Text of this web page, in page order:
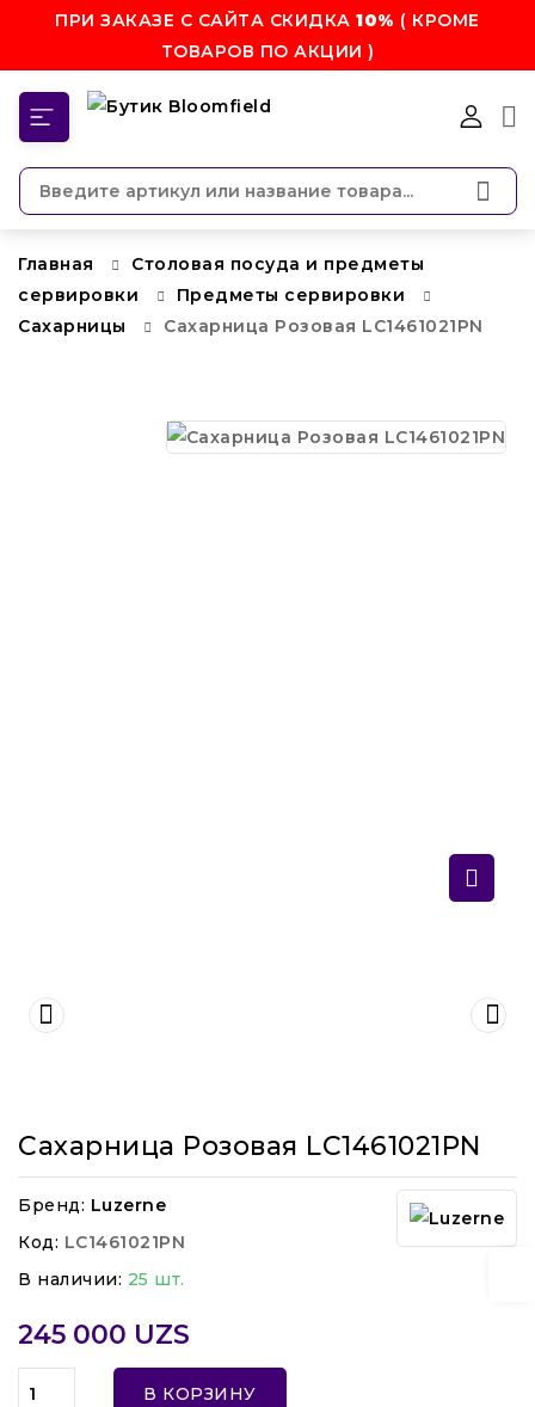
ПРИ ЗАКАЗЕ С САЙТА СКИДКА10% ( КРОМЕ
ТОВАРОВ ПО АКЦИИ )
Главная
Столовая посуда и предметы
сервировки
Предметы сервировки
Сахарницы
Сахарница Розовая LC1461021PN
Сахарница Розовая LC1461021PN
Бренд: Luzerne
Код: LC1461021PN
В наличии: 25 шт.
245 000 UZS
В КОРЗИНУ